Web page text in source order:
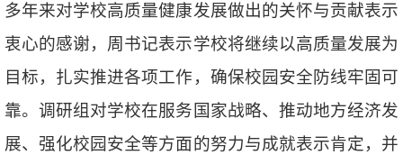
多年来对学校高质量健康发展做出的关怀与贡献表示
衷心的感谢，周书记表示学校将继续以高质量发展为
目标，扎实推进各项工作，确保校园安全防线牢固可
靠。调研组对学校在服务国家战略、推动地方经济发
展、强化校园安全等方面的努力与成就表示肯定，并